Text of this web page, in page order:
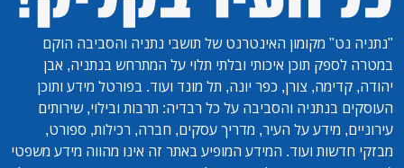
"נתניה נט" מקומון האינטרנט של תושבי נתניה והסביבה הוקם
במטרה לספק תוכן איכותי ובלתי תלוי על המתרחש בנתניה, אבן
יהודה, קדימה, צורן, כפר יונה, תל מונד ועוד. בפורטל מידע ותוכן
העוסקים בנתניה והסביבה על כל רבדיה: תרבות ובילוי, שירותים
עירוניים, מידע על העיר, מדריך עסקים, חברה, רכילות, ספורט,
מבזקי חדשות ועוד. המידע המופיע באתר זה אינו מהווה מידע משפטי